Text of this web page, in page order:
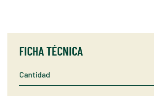
FICHA TÉCNICA
Cantidad